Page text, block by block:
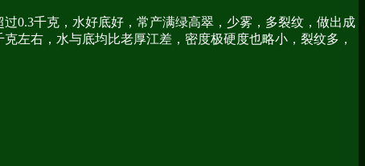
0.3千克，水好底好，常产满绿高翠，少雾，多裂纹，做出成
左右，水与底均比老厚江差，密度极硬度也略小，裂纹多，